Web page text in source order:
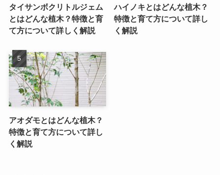
タイサンボクリトルジェム
とはどんな植木？特徴と育
て方について詳しく解説
ハイノキとはどんな植木？
特徴と育て方について詳し
く解説
アオダモとはどんな植木？
特徴と育て方について詳し
く解説